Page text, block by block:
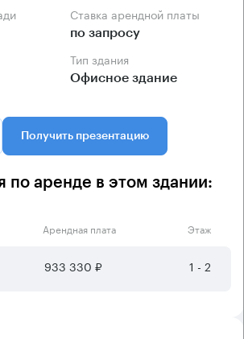
Ставка арендной платы
по запросу
Тип здания
Офисное здание
Получить презентацию
по аренде в этом здании:
Арендная плата Этаж
933 330 ₽ 1 - 2